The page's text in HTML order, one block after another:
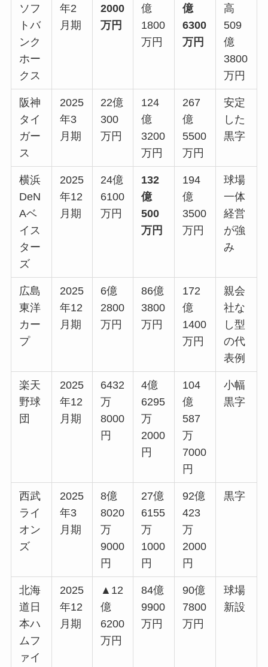
ソフ
トバ
ンク
ホー
クス
年2
月期
2000
万円
億
1800
万円
億
6300
万円
高
509
億
3800
万円
阪神
タイ
ガー
ス
2025
年3
月期
22億
300
万円
124
億
3200
万円
267
億
5500
万円
安定
した
黒字
横浜
DeN
Aベ
イス
ター
ズ
2025
年12
月期
24億
6100
万円
132
億
500
万円
194
億
3500
万円
球場
一体
経営
が強
み
広島
東洋
カー
プ
2025
年12
月期
6億
2800
万円
86億
3800
万円
172
億
1400
万円
親会
社な
し型
の代
表例
楽天
野球
団
2025
年12
月期
6432
万
8000
円
4億
6295
万
2000
円
104
億
587
万
7000
円
小幅
黒字
西武
ライ
オン
ズ
2025
年3
月期
8億
8020
万
9000
円
27億
6155
万
1000
円
92億
423
万
2000
円
黒字
北海
道日
本ハ
ムフ
ァイ
2025
年12
月期
▲12
億
6200
万円
84億
9900
万円
90億
7800
万円
球場
新設